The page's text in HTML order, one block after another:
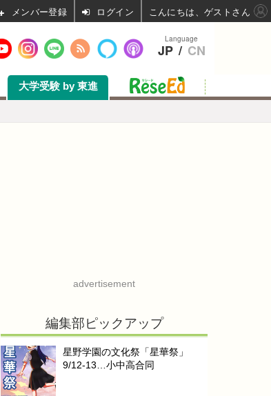
大学受験 by 東進
advertisement
編集部ピックアップ
星野学園の文化祭「星華祭」
9/12-13…小中高合同
Language
JP / CN
ログイン こんにちは、ゲストさん